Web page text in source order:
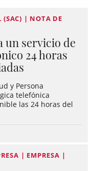
(SAC) | NOTA DE
un servicio de
24 horas
y Persona
telefónica
las 24 horas del
| EMPRESA |